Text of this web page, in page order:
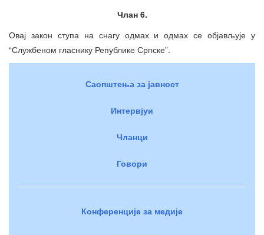
Члан 6.
Овај закон ступа на снагу одмах и одмах се објављује у
“Службеном гласнику Републике Српске”.
Саопштења за јавност
Интервјуи
Чланци
Говори
Конференције за медије